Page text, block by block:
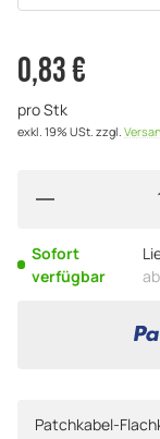
0,83 €
pro Stk
exkl. 19% USt. zzgl.
Sofort
verfügbar
Patchkabel-